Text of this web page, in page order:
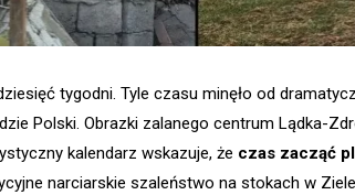
tygodni. Tyle czasu minęło od
Polski. Obrazki zalanego centrum Lądka-
kalendarz wskazuje, że czas zacząć
narciarskie szaleństwo na stokach w